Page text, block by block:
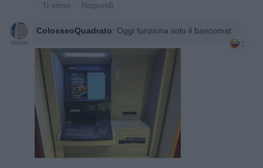
· Ti stimo · Rispondi
ColosseoQuadrato: Oggi funziona solo il bancomat
1